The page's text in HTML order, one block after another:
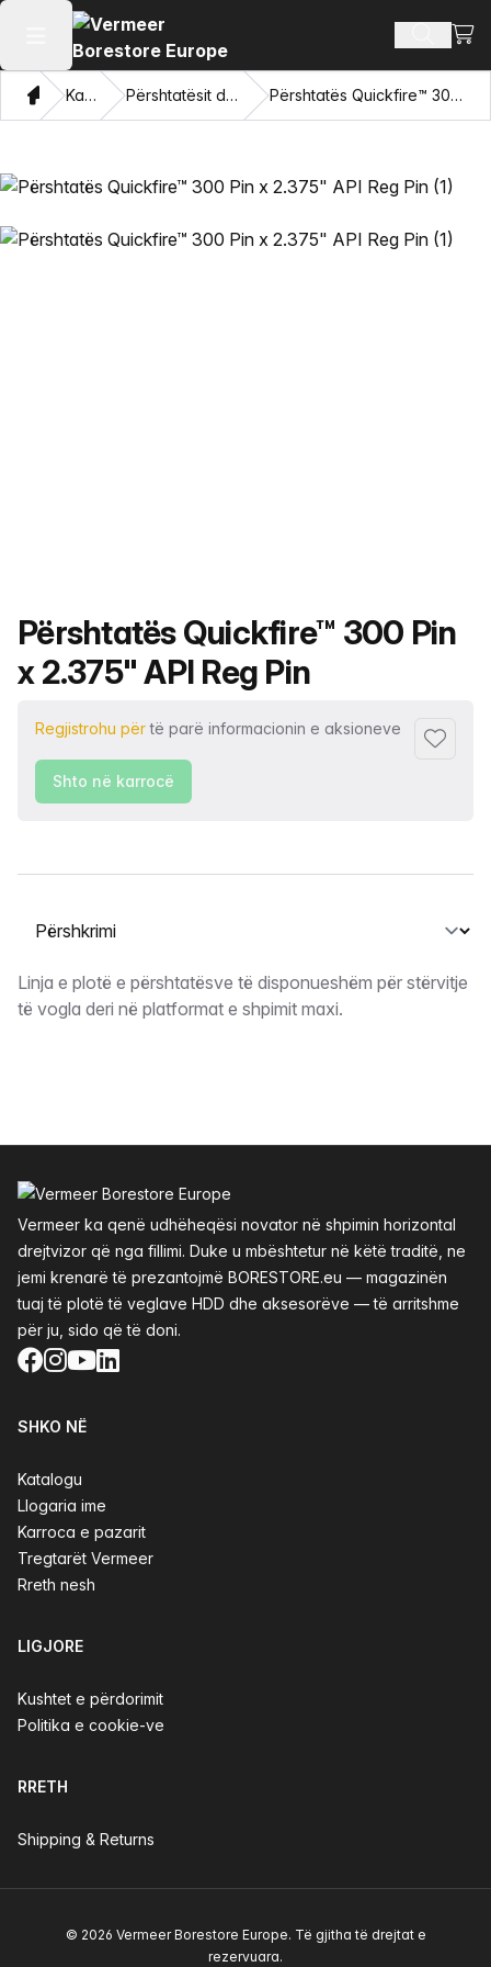
Hap menunë kryesore
ShqipKatalogu Përshtatësit dhe sytë tërheqës Përshtatës Quickfire™ 300 Pin x 2.375" API Reg Pin
Emri i produktit
Përshtatës Quickfire™ 300 Pin
x 2.375" API Reg Pin
Regjistrohu përtë parë informacionin e aksioneve
Shto
Shto në karrocë
Zgjidh një skedë
Përshkrimi
Linja e plotë e përshtatësve të disponueshëm për stërvitje
të vogla deri në platformat e shpimit maxi.
Vermeer ka qenë udhëheqësi novator në shpimin horizontal
drejtvizor që nga fillimi. Duke u mbështetur në këtë traditë, ne
jemi krenarë të prezantojmë BORESTORE.eu — magazinën
tuaj të plotë të veglave HDD dhe aksesorëve — të arritshme
për ju, sido që të doni.
Facebook
Instagram
YouTube
LinkedIn
SHKO NË
Katalogu
Llogaria ime
Karroca e pazarit
Tregtarët Vermeer
Rreth nesh
LIGJORE
Kushtet e përdorimit
Politika e cookie-ve
RRETH
Shipping & Returns
© 2026 Vermeer Borestore Europe. Të gjitha të drejtat e
rezervuara.